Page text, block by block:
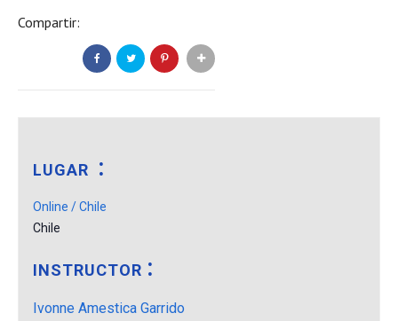
LUGAR
Online / Chile
Chile
INSTRUCTOR
Ivonne Amestica Garrido
Compartir: